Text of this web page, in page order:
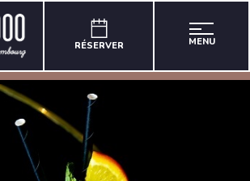
RÉSERVER MENU